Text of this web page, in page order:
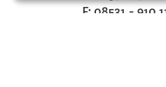
F: 08531 - 910